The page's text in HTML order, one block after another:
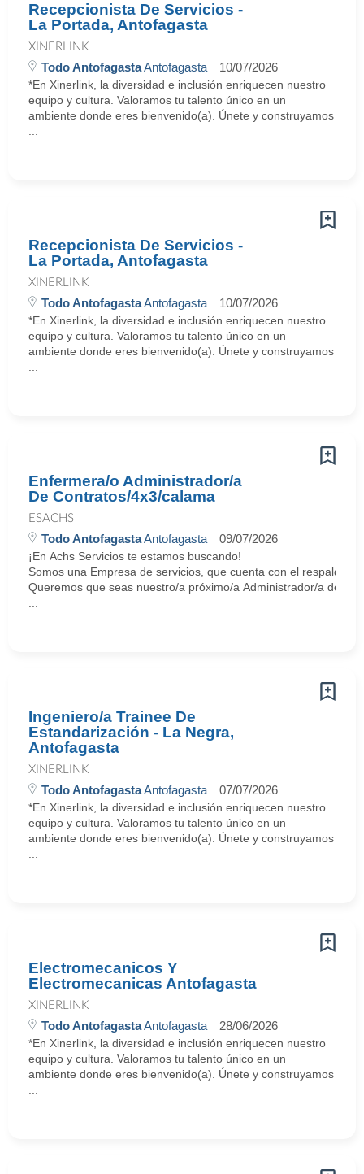
Recepcionista De Servicios -
La Portada, Antofagasta
XINERLINK
Todo AntofagastaAntofagasta 10/07/2026
*En Xinerlink, la diversidad e inclusión enriquecen nuestro
equipo y cultura. Valoramos tu talento único en un
ambiente donde eres bienvenido(a). Únete y construyamos
Recepcionista De Servicios -
La Portada, Antofagasta
XINERLINK
Todo AntofagastaAntofagasta 10/07/2026
*En Xinerlink, la diversidad e inclusión enriquecen nuestro
equipo y cultura. Valoramos tu talento único en un
ambiente donde eres bienvenido(a). Únete y construyamos
Enfermera/o Administrador/a
De Contratos/4x3/calama
ESACHS
Todo AntofagastaAntofagasta 09/07/2026
¡En Achs Servicios te estamos buscando!
Somos una Empresa de servicios, que cuenta con el respaldo
Queremos que seas nuestro/a próximo/a Administrador/a de
Ingeniero/a Trainee De
Estandarización - La Negra,
Antofagasta
XINERLINK
Todo AntofagastaAntofagasta 07/07/2026
*En Xinerlink, la diversidad e inclusión enriquecen nuestro
equipo y cultura. Valoramos tu talento único en un
ambiente donde eres bienvenido(a). Únete y construyamos
Electromecanicos Y
Electromecanicas Antofagasta
XINERLINK
Todo AntofagastaAntofagasta 28/06/2026
*En Xinerlink, la diversidad e inclusión enriquecen nuestro
equipo y cultura. Valoramos tu talento único en un
ambiente donde eres bienvenido(a). Únete y construyamos